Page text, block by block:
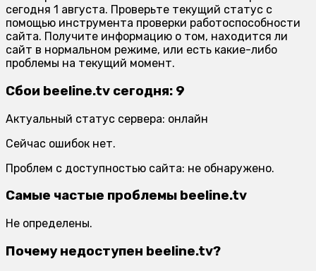
сегодня 1 августа. Проверьте текущий статус с
помощью инструмента проверки работоспособности
сайта. Получите информацию о том, находится ли
сайт в нормальном режиме, или есть какие-либо
проблемы на текущий момент.
Сбои beeline.tv сегодня: 9
Актуальный статус сервера: онлайн
Сейчас ошибок нет.
Проблем с доступностью сайта: не обнаружено.
Самые частые проблемы beeline.tv
Не определены.
Почему недоступен beeline.tv?